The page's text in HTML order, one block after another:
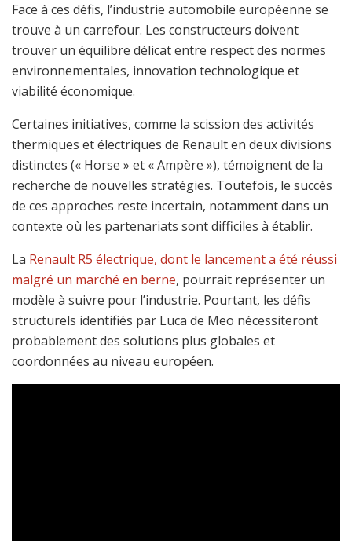
Face à ces défis, l’industrie automobile européenne se
trouve à un carrefour. Les constructeurs doivent
trouver un équilibre délicat entre respect des normes
environnementales, innovation technologique et
viabilité économique.
Certaines initiatives, comme la scission des activités
thermiques et électriques de Renault en deux divisions
distinctes (« Horse » et « Ampère »), témoignent de la
recherche de nouvelles stratégies. Toutefois, le succès
de ces approches reste incertain, notamment dans un
contexte où les partenariats sont difficiles à établir.
La Renault R5 électrique, dont le lancement a été réussi
malgré un marché en berne, pourrait représenter un
modèle à suivre pour l’industrie. Pourtant, les défis
structurels identifiés par Luca de Meo nécessiteront
probablement des solutions plus globales et
coordonnées au niveau européen.